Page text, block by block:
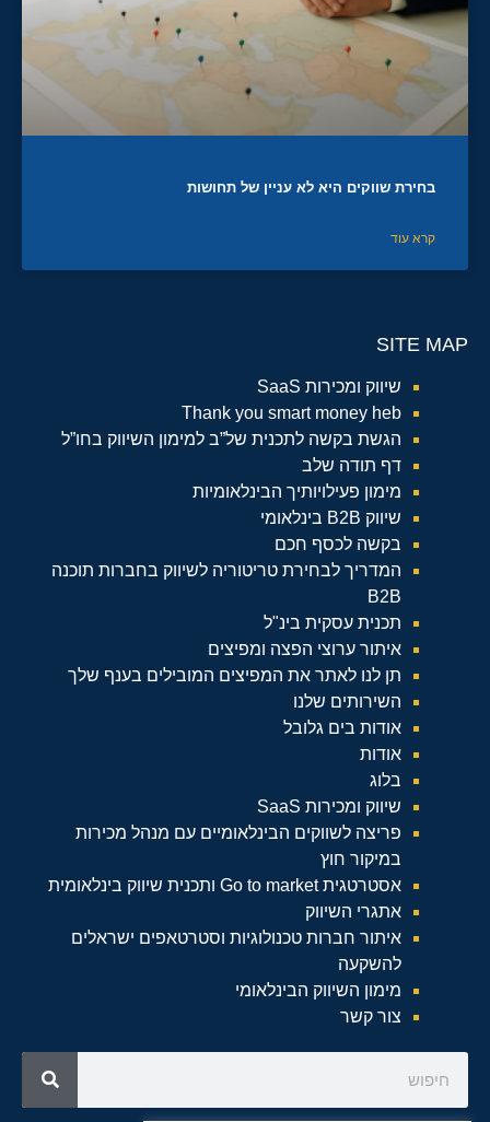
בחירת שווקים היא לא עניין של תחושות
קרא עוד
SITE MAP
שיווק ומכירות SaaS
Thank you smart money heb
הגשת בקשה לתכנית של”ב למימון השיווק בחו”ל
דף תודה שלב
מימון פעילויותיך הבינלאומיות
שיווק B2B בינלאומי
בקשה לכסף חכם
המדריך לבחירת טריטוריה לשיווק בחברות תוכנה
B2B
תכנית עסקית בינ"ל
איתור ערוצי הפצה ומפיצים
תן לנו לאתר את המפיצים המובילים בענף שלך
השירותים שלנו
אודות בים גלובל
אודות
בלוג
שיווק ומכירות SaaS
פריצה לשווקים הבינלאומיים עם מנהל מכירות
במיקור חוץ
אסטרטגית Go to market ותכנית שיווק בינלאומית
אתגרי השיווק
איתור חברות טכנולוגיות וסטרטאפים ישראלים
להשקעה
מימון השיווק הבינלאומי
צור קשר